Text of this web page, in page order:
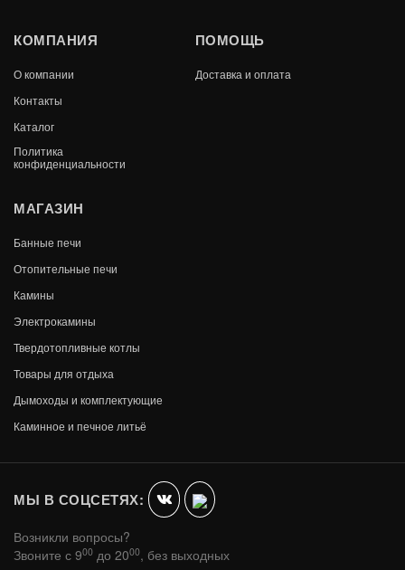
ТОПКА ECT FONT/800/G 14 КВТ,
ГИЛЬОТИНА
213 520
КОМПАНИЯ
О компании
Контакты
Каталог
Политика
конфиденциальности
ПОМОЩЬ
Доставка и оплата
МАГАЗИН
Банные печи
Отопительные печи
Камины
Электрокамины
Твердотопливные котлы
Товары для отдыха
Дымоходы и комплектующие
Каминное и печное литьё
МЫ В СОЦСЕТЯХ:
Возникли вопросы?
Звоните с 900 до 2000, без выходных